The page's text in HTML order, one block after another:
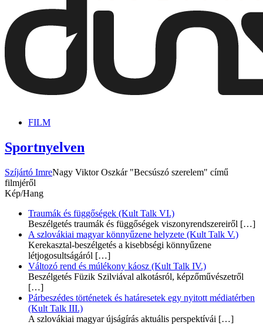
FILM
Sportnyelven
Szíjártó ImreNagy Viktor Oszkár "Becsúszó szerelem" című
filmjéről
Kép/Hang
Traumák és függőségek (Kult Talk VI.)
Beszélgetés traumák és függőségek viszonyrendszereiről […]
A szlovákiai magyar könnyűzene helyzete (Kult Talk V.)
Kerekasztal-beszélgetés a kisebbségi könnyűzene
létjogosultságáról […]
Változó rend és múlékony káosz (Kult Talk IV.)
Beszélgetés Füzik Szilviával alkotásról, képzőművészetről
[…]
Párbeszédes történetek és határesetek egy nyitott médiatérben
(Kult Talk III.)
A szlovákiai magyar újságírás aktuális perspektívái […]